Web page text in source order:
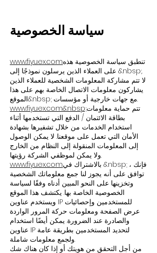
سياسة الخصوصية
www.fiyuex.comتنطبق سياسة الخصوصية هذه
على العملاء الذين يرسلون نموذجًا إلى &nbsp;.
لا تتم مشاركة المعلومات الشخصية للعملاء الذين
يشاركون معلومات الاتصال الخاصة بهم على هذا
الموقع&nbsp; مع جهات خارجية أو مؤسسات.
www.fiyuex.com&nbsp;تتم حماية معلومات
بطاقة الائتمان / الدفع التي تستخدمها أثناء
استخدام الخدمات من خلال تشفيرها بشهادة
الأمان التي تعمل على موقعنا. لا يمكن الوصول
إلى المعلومات المنقولة إلى النظام من الخارج
ولا يمكن لموظفي الشركة رؤيتها.
www.fiyuex.comبالاشتراك في &nbsp; ، فإنك
توافق على أنه يجوز لنا جمع معلوماتك الشخصية
وتخزينها على النحو المبين أدناه وفقًا لسياسة
الخصوصية الخاصة بها. يكتشف هذا الموقع
ويستخدم عناوين IP للمستخدمين وإحصائيات
عرض الصفحة ومعلومات حركة المرور الواردة
والصادرة عند الضرورة. يمكن أيضًا استخدام
عناوين IP لتحديد المستخدمين بطريقة عامة
ولجمع معلومات شاملة.
من أجل التحقق من هويتك أو إذا كان هناك شك